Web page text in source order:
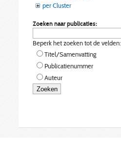
per Cluster
Zoeken naar publicaties:
Beperk het zoeken tot de velden:
Titel/Samenvatting
Publicatienummer
Auteur